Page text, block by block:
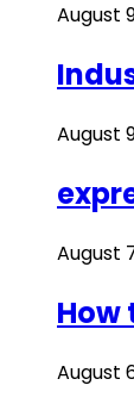
August
August
August
How
August